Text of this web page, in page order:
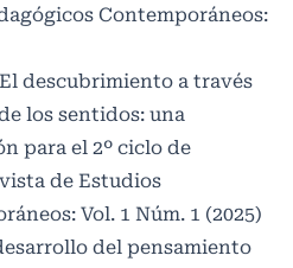
Contemporáneos:
El descubrimiento a través
los sentidos: una
para el 2º ciclo de
de Estudios
Vol. 1 Núm. 1 (2025)
del pensamiento